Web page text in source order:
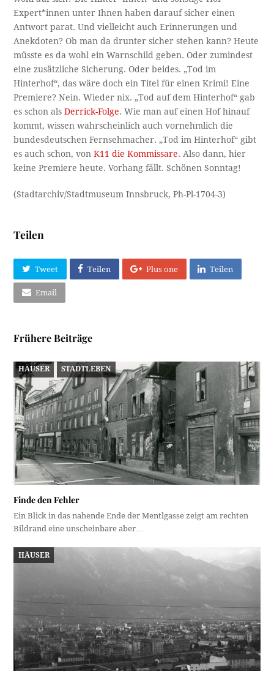
Expert*innen unter Ihnen haben darauf sicher einen
Antwort parat. Und vielleicht auch Erinnerungen und
Anekdoten? Ob man da drunter sicher stehen kann? Heute
müsste es da wohl ein Warnschild geben. Oder zumindest
eine zusätzliche Sicherung. Oder beides. „Tod im
Hinterhof“, das wäre doch ein Titel für einen Krimi! Eine
Premiere? Nein. Wieder nix. „Tod auf dem Hinterhof“ gab
es schon alsDerrick-Folge. Wie man auf einen Hof hinauf
kommt, wissen wahrscheinlich auch vornehmlich die
bundesdeutschen Fernsehmacher. „Tod im Hinterhof“ gibt
es auch schon, vonK11 die Kommissare. Also dann, hier
keine Premiere heute. Vorhang fällt. Schönen Sonntag!
(Stadtarchiv/Stadtmuseum Innsbruck, Ph-Pl-1704-3)
Teilen
Tweet Teilen Plus one Teilen
Email
Frühere Beiträge
HÄUSER STADTLEBEN
Finde den Fehler
Ein Blick in das nahende Ende der Mentlgasse zeigt am rechten
Bildrand eine unscheinbare aber…
HÄUSER